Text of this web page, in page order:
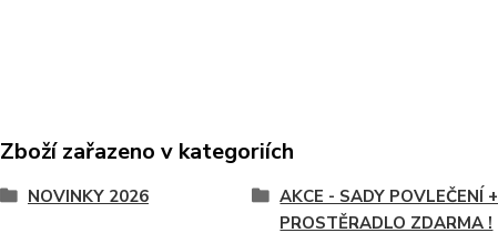
Zboží zařazeno v kategoriích
NOVINKY 2026
AKCE - SADY POVLEČENÍ +
PROSTĚRADLO ZDARMA !